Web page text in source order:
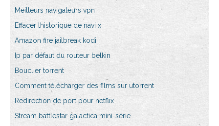
Meilleurs navigateurs vpn
Effacer lhistorique de navi x
Amazon fire jailbreak kodi
Ip par défaut du routeur belkin
Bouclier torrent
Comment télécharger des films sur utorrent
Redirection de port pour netflix
Stream battlestar galactica mini-série